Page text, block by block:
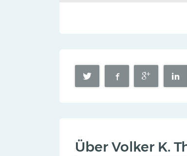
Über Volker K.